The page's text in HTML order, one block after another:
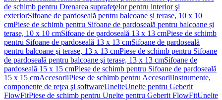
de schimb pentru Drenarea suprafeţelor pentru interior şi
exteriorSifoane de pardoseală pentru balcoane și terase, 10 x 10
cmPiese de schimb pentru Sifoane de pardoseală pentru balcoane și
terase, 10 x 10 cmSifoane de pardoseală 13 x 13 cmPiese de schimb
pentru Sifoane de pardoseală 13 x 13 cmSifoane de pardoseală
pentru balcoane şi terase, 13 x 13 cmPiese de schimb pentru Sifoane
de pardoseală pentru balcoane şi terase, 13 x 13 cmSifoane de
pardoseală 15 x 15 cmPiese de schimb pentru Sifoane de pardoseală
15 x 15 cmAccesoriiPiese de schimb pentru AccesoriiInstrumente,
componente de reţea şi softwareUnelteUnelte pentru Geberit
FlowFitPiese de schimb pentru Unelte pentru Geberit FlowFitUnelte